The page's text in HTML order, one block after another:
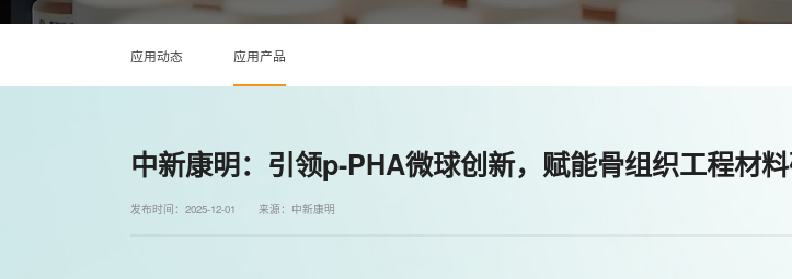
应用动态 应用产品
中新康明：引领p-PHA微球创新，赋能骨组织工程材
发布时间：2025-12-01 来源：中新康明